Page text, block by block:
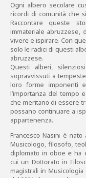
Ogni albero secolare
ricordi di comunità che
Raccontare queste
immateriale abruzzese,
vivere e ispirare. Con
solo le radici di questi
abruzzese.
Questi alberi,
sopravvissuti a
loro forme imponenti
l’importanza del tempo
che meritano di essere
possano continuare a
appartenenza.
Francesco Nasini è nato
Musicologo, filosofo,
diplomato in oboe e ha
cui un Dottorato in
magistrali in